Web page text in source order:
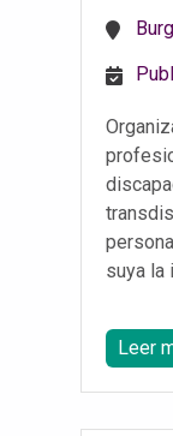
suya la
Leer